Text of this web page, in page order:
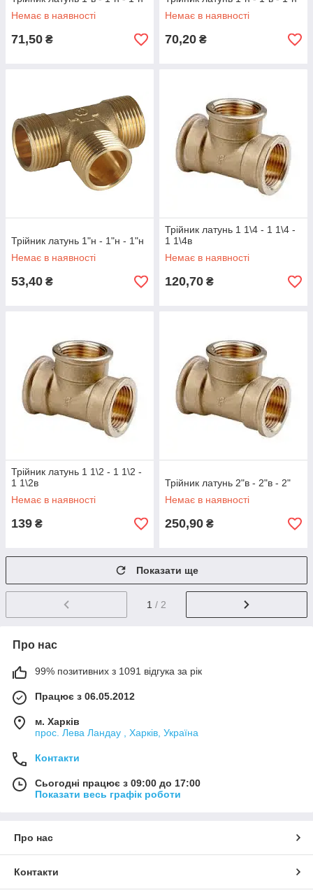
Немає в наявності
71,50 ₴
Немає в наявності
70,20 ₴
Трійник латунь 1"н - 1"н - 1"н
Немає в наявності
53,40 ₴
Трійник латунь 1 1\4 - 1 1\4 -
1 1\4в
Немає в наявності
120,70 ₴
Трійник латунь 1 1\2 - 1 1\2 -
1 1\2в
Немає в наявності
139 ₴
Трійник латунь 2"в - 2"в - 2"
Немає в наявності
250,90 ₴
Показати ще
1 / 2
Про нас
99% позитивних з 1091 відгука за рік
Працює з 06.05.2012
м. Харків
прос. Лева Ландау , Харків, Україна
Контакти
Сьогодні працює з 09:00 до 17:00
Показати весь графік роботи
Про нас
Контакти